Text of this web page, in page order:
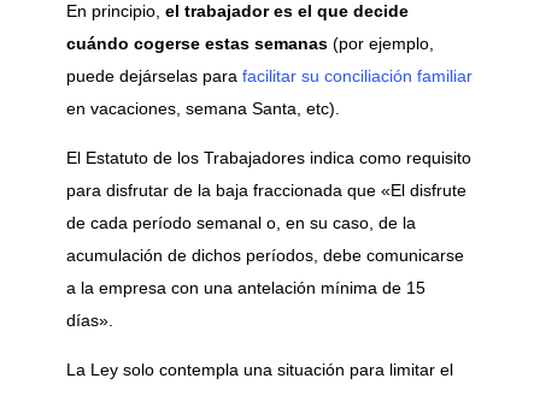
En principio, el trabajador es el que decide
cuándo cogerse estas semanas (por ejemplo,
puede dejárselas para facilitar su conciliación familiar
en vacaciones, semana Santa, etc).
El Estatuto de los Trabajadores indica como requisito
para disfrutar de la baja fraccionada que «El disfrute
de cada período semanal o, en su caso, de la
acumulación de dichos períodos, debe comunicarse
a la empresa con una antelación mínima de 15
días».
La Ley solo contempla una situación para limitar el